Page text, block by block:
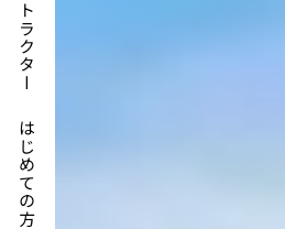
はじめての方